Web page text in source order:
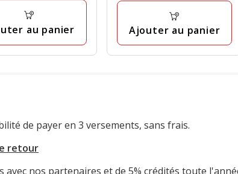
au panier
avisAjouter au panier
de payer en 3 versements, sans frais.
retour
avec nos partenaires et de 5% crédités toute